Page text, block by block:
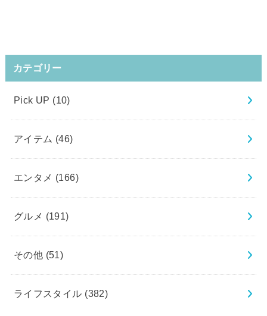
カテゴリー
Pick UP (10)
アイテム (46)
エンタメ (166)
グルメ (191)
その他 (51)
ライフスタイル (382)